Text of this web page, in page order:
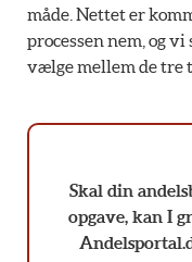
måde. Nettet er
processen nem, og
vælge mellem de tre
Skal din
opgave, kan I